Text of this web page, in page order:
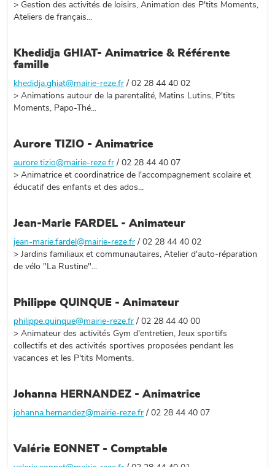
> Gestion des activités de loisirs, Animation des P'tits Moments,
Ateliers de français...
Khedidja GHIAT- Animatrice & Référente
famille
khedidja.ghiat@mairie-reze.fr / 02 28 44 40 02
> Animations autour de la parentalité, Matins Lutins, P'tits
Moments, Papo-Thé...
Aurore TIZIO - Animatrice
aurore.tizio@mairie-reze.fr / 02 28 44 40 07
> Animatrice et coordinatrice de l'accompagnement scolaire et
éducatif des enfants et des ados...
Jean-Marie FARDEL - Animateur
jean-marie.fardel@mairie-reze.fr / 02 28 44 40 02
> Jardins familiaux et communautaires, Atelier d'auto-réparation
de vélo "La Rustine"...
Philippe QUINQUE - Animateur
philippe.quinque@mairie-reze.fr / 02 28 44 40 00
> Animateur des activités Gym d'entretien, Jeux sportifs
collectifs et des activités sportives proposées pendant les
vacances et les P'tits Moments.
Johanna HERNANDEZ - Animatrice
johanna.hernandez@mairie-reze.fr / 02 28 44 40 07
Valérie EONNET - Comptable